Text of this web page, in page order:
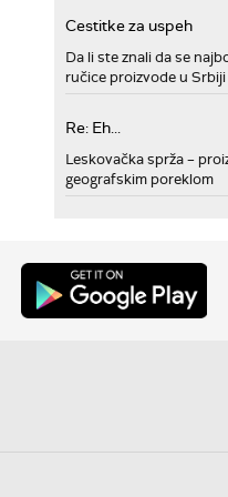
Cestitke za uspeh
Da li ste znali da se
ručice proizvode u Srbiji
Re: Eh...
Leskovačka sprža –
geografskim poreklom